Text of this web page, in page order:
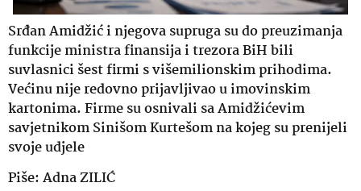
Srđan Amidžić i njegova supruga su do preuzimanja
funkcije ministra finansija i trezora BiH bili
suvlasnici šest firmi s višemilionskim prihodima.
Većinu nije redovno prijavljivao u imovinskim
kartonima. Firme su osnivali sa Amidžićevim
savjetnikom Sinišom Kurtešom na kojeg su prenijeli
svoje udjele
Piše: Adna ZILIĆ